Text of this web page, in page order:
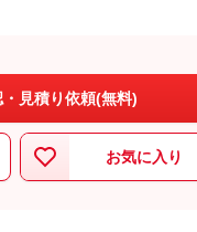
見積り依頼(無料)
お気に入り